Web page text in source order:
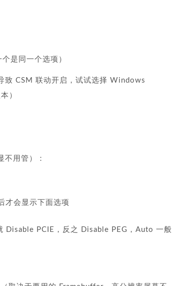
是同一个选项）
CSM 联动开启，试试选择 Windows
）
用管）：
才会显示下面选项
Disable PCIE，反之 Disable PEG，Auto 一般